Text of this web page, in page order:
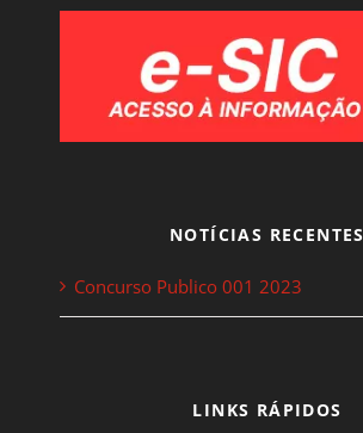
NOTÍCIAS RECENTES
Concurso Publico 001 2023
LINKS RÁPIDOS